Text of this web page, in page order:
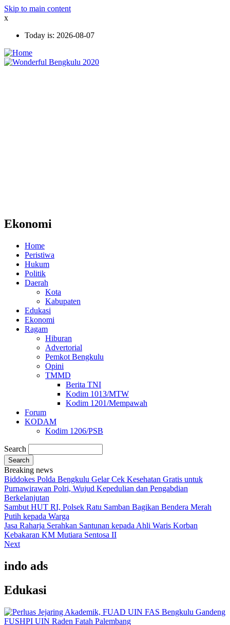
Skip to main content
x
Today is: 2026-08-07
Ekonomi
Home
Peristiwa
Hukum
Politik
Daerah
Kota
Kabupaten
Edukasi
Ekonomi
Ragam
Hiburan
Advertorial
Pemkot Bengkulu
Opini
TMMD
Berita TNI
Kodim 1013/MTW
Kodim 1201/Mempawah
Forum
KODAM
Kodim 1206/PSB
Search
Breaking news
Biddokes Polda Bengkulu Gelar Cek Kesehatan Gratis untuk
Purnawirawan Polri, Wujud Kepedulian dan Pengabdian
Berkelanjutan
Sambut HUT RI, Polsek Ratu Samban Bagikan Bendera Merah
Putih kepada Warga
Jasa Raharja Serahkan Santunan kepada Ahli Waris Korban
Kebakaran KM Mutiara Sentosa II
Next
indo ads
Edukasi